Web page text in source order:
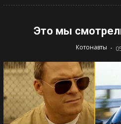
Это мы
Котонавты -